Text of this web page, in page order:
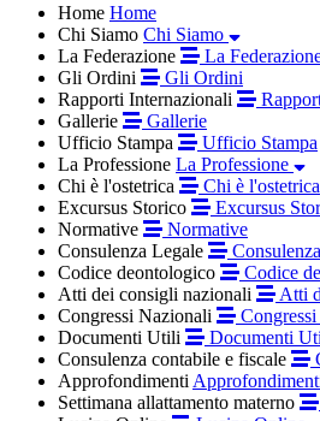
Home Home
Chi Siamo Chi Siamo
La Federazione
La
Gli Ordini
Gli Ordini
Rapporti Internazionali
Gallerie
Gallerie
Ufficio Stampa
Ufficio Stampa
La Professione La Professione
Chi è l'ostetrica
Chi è l'ostetrica
Excursus Storico
Excursus
Normative
Normative
Consulenza Legale
Codice deontologico
Codice
Atti dei consigli nazionali
Atti
Congressi Nazionali
Documenti Utili
Documenti
Consulenza contabile e fiscale
Approfondimenti
Settimana allattamento materno